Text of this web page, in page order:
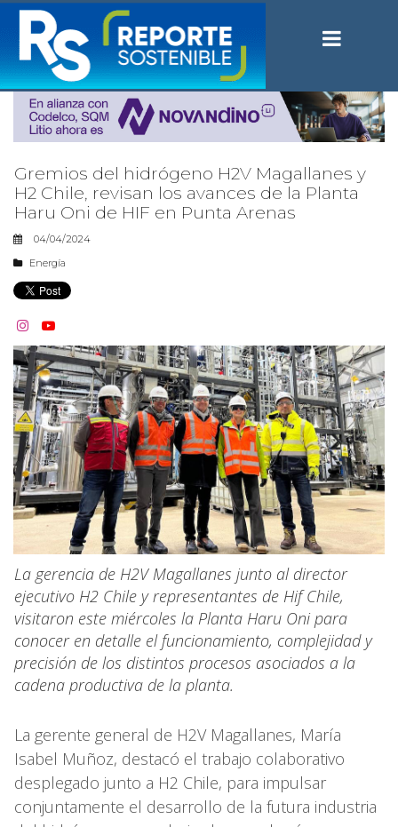
Gremios del hidrógeno H2V Magallanes y
H2 Chile, revisan los avances de la Planta
Haru Oni de HIF en Punta Arenas
04/04/2024
Energía
 
La gerencia de H2V Magallanes junto al director
ejecutivo H2 Chile y representantes de Hif Chile,
visitaron este miércoles la Planta Haru Oni para
conocer en detalle el funcionamiento, complejidad y
precisión de los distintos procesos asociados a la
cadena productiva de la planta.
La gerente general de H2V Magallanes, María
Isabel Muñoz, destacó el trabajo colaborativo
desplegado junto a H2 Chile, para impulsar
conjuntamente el desarrollo de la futura industria